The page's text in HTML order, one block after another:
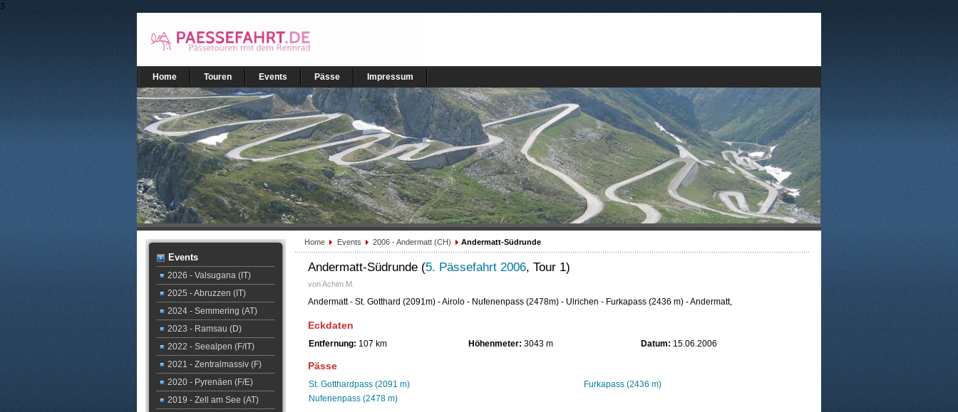
3
Home Touren Events Pässe Impressum
Events
2026 - Valsugana (IT)
2025 - Abruzzen (IT)
2024 - Semmering (AT)
2023 - Ramsau (D)
2022 - Seealpen (F/IT)
2021 - Zentralmassiv (F)
2020 - Pyrenäen (F/E)
2019 - Zell am See (AT)
Home Events 2006 - Andermatt (CH) Andermatt-Südrunde
Andermatt-Südrunde (5. Pässefahrt 2006, Tour 1)
von Achim M.
Andermatt - St. Gotthard (2091m) - Airolo - Nufenenpass (2478m) - Ulrichen - Furkapass (2436 m) - Andermatt,
Eckdaten
Entfernung: 107 km Höhenmeter: 3043 m Datum: 15.06.2006
Pässe
St. Gotthardpass (2091 m)
Furkapass (2436 m)
Nufenenpass (2478 m)